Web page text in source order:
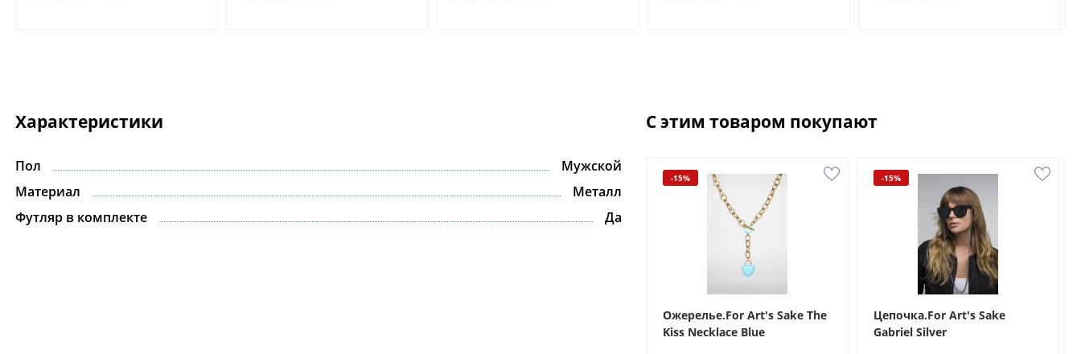
Характеристики
Пол
Мужской
Материал
Металл
Футляр в комплекте
Да
С этим товаром покупают
-15%
Ожерелье.For Art's Sake The
Kiss Necklace Blue
-15%
Цепочка.For Art's Sake
Gabriel Silver